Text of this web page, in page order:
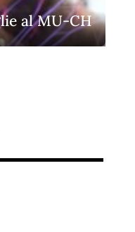
al MU-CH